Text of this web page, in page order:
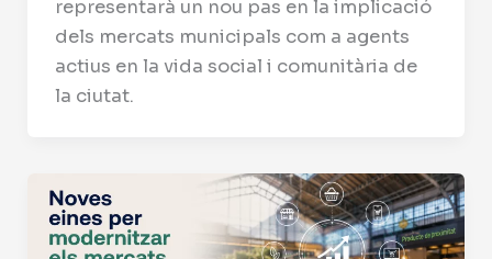
representarà un nou pas en la implicació
dels mercats municipals com a agents
actius en la vida social i comunitària de
la ciutat.